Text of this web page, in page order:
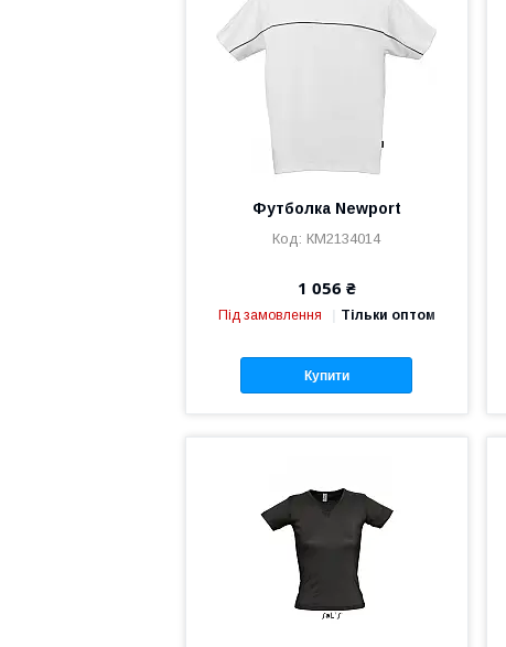
Футболка Newport
КМ2134014
1 056 ₴
Під замовлення Тільки оптом
Купити